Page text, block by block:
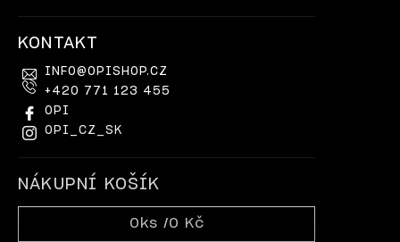
KONTAKT
INFO@OPISHOP.CZ
+420 771 123 455
OPI
OPI_CZ_SK
NÁKUPNÍ KOŠÍK
0 ks /0 Kč